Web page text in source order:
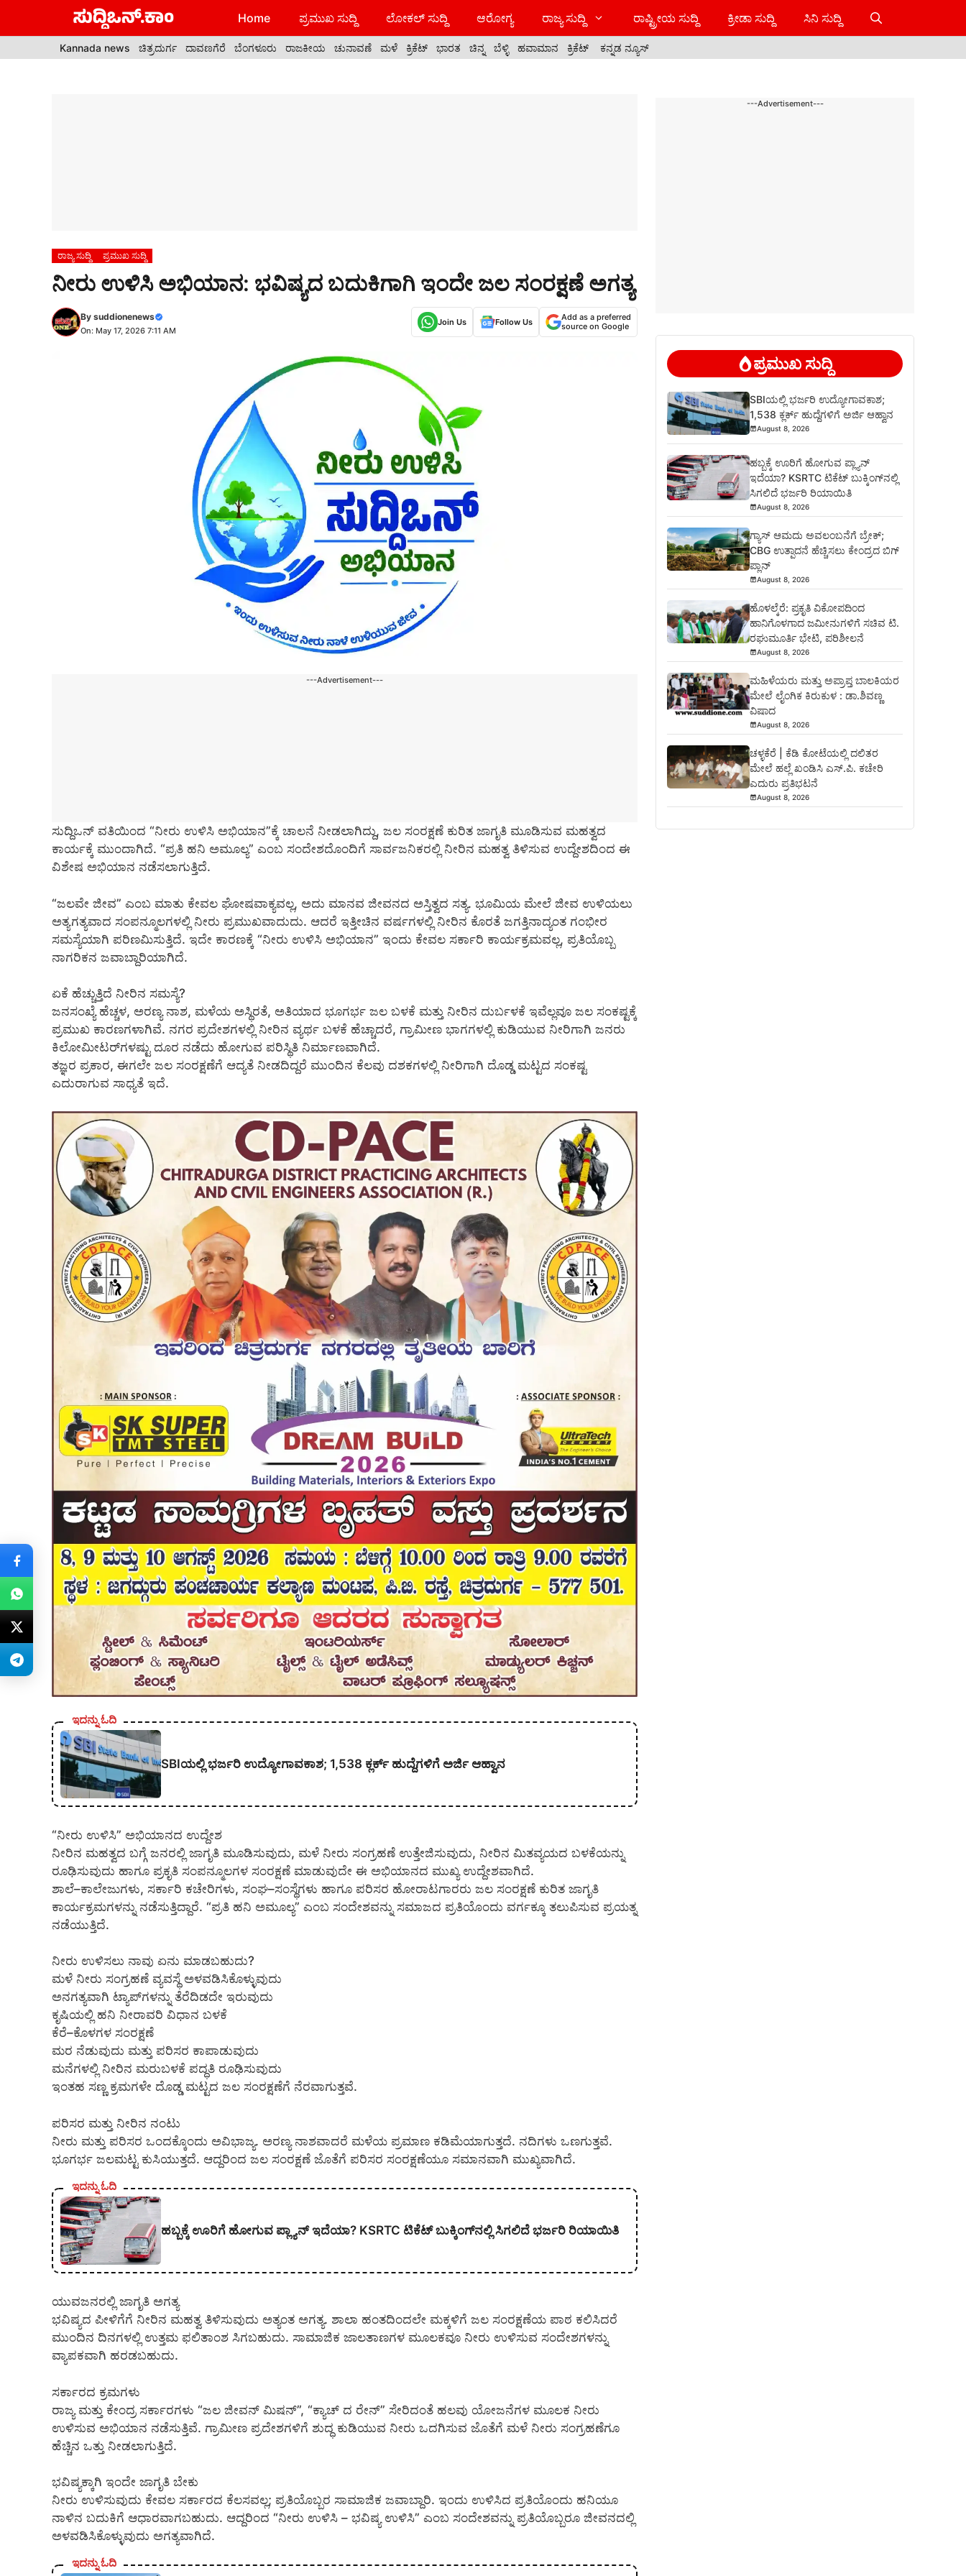
Home ಪ್ರಮುಖ ಸುದ್ದಿ ಲೋಕಲ್ ಸುದ್ದಿ ಆರೋಗ್ಯ ರಾಜ್ಯ ಸುದ್ದಿ ರಾಷ್ಟ್ರೀಯ ಸುದ್ದಿ ಕ್ರೀಡಾ ಸುದ್ದಿ ಸಿನಿ ಸುದ್ದಿ
Kannada news ಚಿತ್ರದುರ್ಗ ದಾವಣಗೆರೆ ಬೆಂಗಳೂರು ರಾಜಕೀಯ ಚುನಾವಣೆ ಮಳೆ ಕ್ರಿಕೆಟ್ ಭಾರತ ಚಿನ್ನ ಬೆಳ್ಳಿ ಹವಾಮಾನ ಕ್ರಿಕೆಟ್ ಕನ್ನಡ ನ್ಯೂಸ್
ರಾಜ್ಯ ಸುದ್ದಿ ಪ್ರಮುಖ ಸುದ್ದಿ
ನೀರು ಉಳಿಸಿ ಅಭಿಯಾನ: ಭವಿಷ್ಯದ ಬದುಕಿಗಾಗಿ ಇಂದೇ ಜಲ ಸಂರಕ್ಷಣೆ ಅಗತ್ಯ
By suddionenews
On: May 17, 2026 7:11 AM
Join Us Follow Us
Add as a preferred
source on Google
---Advertisement---
ಸುದ್ದಿಒನ್ ವತಿಯಿಂದ “ನೀರು ಉಳಿಸಿ ಅಭಿಯಾನ”ಕ್ಕೆ ಚಾಲನೆ ನೀಡಲಾಗಿದ್ದು, ಜಲ ಸಂರಕ್ಷಣೆ ಕುರಿತ ಜಾಗೃತಿ ಮೂಡಿಸುವ ಮಹತ್ವದ
ಕಾರ್ಯಕ್ಕೆ ಮುಂದಾಗಿದೆ. “ಪ್ರತಿ ಹನಿ ಅಮೂಲ್ಯ” ಎಂಬ ಸಂದೇಶದೊಂದಿಗೆ ಸಾರ್ವಜನಿಕರಲ್ಲಿ ನೀರಿನ ಮಹತ್ವ ತಿಳಿಸುವ ಉದ್ದೇಶದಿಂದ ಈ
ವಿಶೇಷ ಅಭಿಯಾನ ನಡೆಸಲಾಗುತ್ತಿದೆ.
“ಜಲವೇ ಜೀವ” ಎಂಬ ಮಾತು ಕೇವಲ ಘೋಷವಾಕ್ಯವಲ್ಲ, ಅದು ಮಾನವ ಜೀವನದ ಅಸ್ತಿತ್ವದ ಸತ್ಯ. ಭೂಮಿಯ ಮೇಲೆ ಜೀವ ಉಳಿಯಲು
ಅತ್ಯಗತ್ಯವಾದ ಸಂಪನ್ಮೂಲಗಳಲ್ಲಿ ನೀರು ಪ್ರಮುಖವಾದುದು. ಆದರೆ ಇತ್ತೀಚಿನ ವರ್ಷಗಳಲ್ಲಿ ನೀರಿನ ಕೊರತೆ ಜಗತ್ತಿನಾದ್ಯಂತ ಗಂಭೀರ
ಸಮಸ್ಯೆಯಾಗಿ ಪರಿಣಮಿಸುತ್ತಿದೆ. ಇದೇ ಕಾರಣಕ್ಕೆ “ನೀರು ಉಳಿಸಿ ಅಭಿಯಾನ” ಇಂದು ಕೇವಲ ಸರ್ಕಾರಿ ಕಾರ್ಯಕ್ರಮವಲ್ಲ, ಪ್ರತಿಯೊಬ್ಬ
ನಾಗರಿಕನ ಜವಾಬ್ದಾರಿಯಾಗಿದೆ.
ಏಕೆ ಹೆಚ್ಚುತ್ತಿದೆ ನೀರಿನ ಸಮಸ್ಯೆ?
ಜನಸಂಖ್ಯೆ ಹೆಚ್ಚಳ, ಅರಣ್ಯ ನಾಶ, ಮಳೆಯ ಅಸ್ಥಿರತೆ, ಅತಿಯಾದ ಭೂಗರ್ಭ ಜಲ ಬಳಕೆ ಮತ್ತು ನೀರಿನ ದುರ್ಬಳಕೆ ಇವೆಲ್ಲವೂ ಜಲ ಸಂಕಷ್ಟಕ್ಕೆ
ಪ್ರಮುಖ ಕಾರಣಗಳಾಗಿವೆ. ನಗರ ಪ್ರದೇಶಗಳಲ್ಲಿ ನೀರಿನ ವ್ಯರ್ಥ ಬಳಕೆ ಹೆಚ್ಚಾದರೆ, ಗ್ರಾಮೀಣ ಭಾಗಗಳಲ್ಲಿ ಕುಡಿಯುವ ನೀರಿಗಾಗಿ ಜನರು
ಕಿಲೋಮೀಟರ್‌ಗಳಷ್ಟು ದೂರ ನಡೆದು ಹೋಗುವ ಪರಿಸ್ಥಿತಿ ನಿರ್ಮಾಣವಾಗಿದೆ.
ತಜ್ಞರ ಪ್ರಕಾರ, ಈಗಲೇ ಜಲ ಸಂರಕ್ಷಣೆಗೆ ಆದ್ಯತೆ ನೀಡದಿದ್ದರೆ ಮುಂದಿನ ಕೆಲವು ದಶಕಗಳಲ್ಲಿ ನೀರಿಗಾಗಿ ದೊಡ್ಡ ಮಟ್ಟದ ಸಂಕಷ್ಟ
ಎದುರಾಗುವ ಸಾಧ್ಯತೆ ಇದೆ.
ಇದನ್ನು ಓದಿ
SBIಯಲ್ಲಿ ಭರ್ಜರಿ ಉದ್ಯೋಗಾವಕಾಶ; 1,538 ಕ್ಲರ್ಕ್ ಹುದ್ದೆಗಳಿಗೆ ಅರ್ಜಿ ಆಹ್ವಾನ
“ನೀರು ಉಳಿಸಿ” ಅಭಿಯಾನದ ಉದ್ದೇಶ
ನೀರಿನ ಮಹತ್ವದ ಬಗ್ಗೆ ಜನರಲ್ಲಿ ಜಾಗೃತಿ ಮೂಡಿಸುವುದು, ಮಳೆ ನೀರು ಸಂಗ್ರಹಣೆ ಉತ್ತೇಜಿಸುವುದು, ನೀರಿನ ಮಿತವ್ಯಯದ ಬಳಕೆಯನ್ನು
ರೂಢಿಸುವುದು ಹಾಗೂ ಪ್ರಕೃತಿ ಸಂಪನ್ಮೂಲಗಳ ಸಂರಕ್ಷಣೆ ಮಾಡುವುದೇ ಈ ಅಭಿಯಾನದ ಮುಖ್ಯ ಉದ್ದೇಶವಾಗಿದೆ.
ಶಾಲೆ–ಕಾಲೇಜುಗಳು, ಸರ್ಕಾರಿ ಕಚೇರಿಗಳು, ಸಂಘ–ಸಂಸ್ಥೆಗಳು ಹಾಗೂ ಪರಿಸರ ಹೋರಾಟಗಾರರು ಜಲ ಸಂರಕ್ಷಣೆ ಕುರಿತ ಜಾಗೃತಿ
ಕಾರ್ಯಕ್ರಮಗಳನ್ನು ನಡೆಸುತ್ತಿದ್ದಾರೆ. “ಪ್ರತಿ ಹನಿ ಅಮೂಲ್ಯ” ಎಂಬ ಸಂದೇಶವನ್ನು ಸಮಾಜದ ಪ್ರತಿಯೊಂದು ವರ್ಗಕ್ಕೂ ತಲುಪಿಸುವ ಪ್ರಯತ್ನ
ನಡೆಯುತ್ತಿದೆ.
ನೀರು ಉಳಿಸಲು ನಾವು ಏನು ಮಾಡಬಹುದು?
ಮಳೆ ನೀರು ಸಂಗ್ರಹಣೆ ವ್ಯವಸ್ಥೆ ಅಳವಡಿಸಿಕೊಳ್ಳುವುದು
ಅನಗತ್ಯವಾಗಿ ಟ್ಯಾಪ್‌ಗಳನ್ನು ತೆರೆದಿಡದೇ ಇರುವುದು
ಕೃಷಿಯಲ್ಲಿ ಹನಿ ನೀರಾವರಿ ವಿಧಾನ ಬಳಕೆ
ಕೆರೆ–ಕೊಳಗಳ ಸಂರಕ್ಷಣೆ
ಮರ ನೆಡುವುದು ಮತ್ತು ಪರಿಸರ ಕಾಪಾಡುವುದು
ಮನೆಗಳಲ್ಲಿ ನೀರಿನ ಮರುಬಳಕೆ ಪದ್ಧತಿ ರೂಢಿಸುವುದು
ಇಂತಹ ಸಣ್ಣ ಕ್ರಮಗಳೇ ದೊಡ್ಡ ಮಟ್ಟದ ಜಲ ಸಂರಕ್ಷಣೆಗೆ ನೆರವಾಗುತ್ತವೆ.
ಪರಿಸರ ಮತ್ತು ನೀರಿನ ನಂಟು
ನೀರು ಮತ್ತು ಪರಿಸರ ಒಂದಕ್ಕೊಂದು ಅವಿಭಾಜ್ಯ. ಅರಣ್ಯ ನಾಶವಾದರೆ ಮಳೆಯ ಪ್ರಮಾಣ ಕಡಿಮೆಯಾಗುತ್ತದೆ. ನದಿಗಳು ಒಣಗುತ್ತವೆ.
ಭೂಗರ್ಭ ಜಲಮಟ್ಟ ಕುಸಿಯುತ್ತದೆ. ಆದ್ದರಿಂದ ಜಲ ಸಂರಕ್ಷಣೆ ಜೊತೆಗೆ ಪರಿಸರ ಸಂರಕ್ಷಣೆಯೂ ಸಮಾನವಾಗಿ ಮುಖ್ಯವಾಗಿದೆ.
ಇದನ್ನು ಓದಿ
ಹಬ್ಬಕ್ಕೆ ಊರಿಗೆ ಹೋಗುವ ಪ್ಲ್ಯಾನ್ ಇದೆಯಾ? KSRTC ಟಿಕೆಟ್ ಬುಕ್ಕಿಂಗ್‌ನಲ್ಲಿ ಸಿಗಲಿದೆ ಭರ್ಜರಿ ರಿಯಾಯಿತಿ
ಯುವಜನರಲ್ಲಿ ಜಾಗೃತಿ ಅಗತ್ಯ
ಭವಿಷ್ಯದ ಪೀಳಿಗೆಗೆ ನೀರಿನ ಮಹತ್ವ ತಿಳಿಸುವುದು ಅತ್ಯಂತ ಅಗತ್ಯ. ಶಾಲಾ ಹಂತದಿಂದಲೇ ಮಕ್ಕಳಿಗೆ ಜಲ ಸಂರಕ್ಷಣೆಯ ಪಾಠ ಕಲಿಸಿದರೆ
ಮುಂದಿನ ದಿನಗಳಲ್ಲಿ ಉತ್ತಮ ಫಲಿತಾಂಶ ಸಿಗಬಹುದು. ಸಾಮಾಜಿಕ ಜಾಲತಾಣಗಳ ಮೂಲಕವೂ ನೀರು ಉಳಿಸುವ ಸಂದೇಶಗಳನ್ನು
ವ್ಯಾಪಕವಾಗಿ ಹರಡಬಹುದು.
ಸರ್ಕಾರದ ಕ್ರಮಗಳು
ರಾಜ್ಯ ಮತ್ತು ಕೇಂದ್ರ ಸರ್ಕಾರಗಳು “ಜಲ ಜೀವನ್ ಮಿಷನ್”, “ಕ್ಯಾಚ್ ದ ರೇನ್” ಸೇರಿದಂತೆ ಹಲವು ಯೋಜನೆಗಳ ಮೂಲಕ ನೀರು
ಉಳಿಸುವ ಅಭಿಯಾನ ನಡೆಸುತ್ತಿವೆ. ಗ್ರಾಮೀಣ ಪ್ರದೇಶಗಳಿಗೆ ಶುದ್ಧ ಕುಡಿಯುವ ನೀರು ಒದಗಿಸುವ ಜೊತೆಗೆ ಮಳೆ ನೀರು ಸಂಗ್ರಹಣೆಗೂ
ಹೆಚ್ಚಿನ ಒತ್ತು ನೀಡಲಾಗುತ್ತಿದೆ.
ಭವಿಷ್ಯಕ್ಕಾಗಿ ಇಂದೇ ಜಾಗೃತಿ ಬೇಕು
ನೀರು ಉಳಿಸುವುದು ಕೇವಲ ಸರ್ಕಾರದ ಕೆಲಸವಲ್ಲ; ಪ್ರತಿಯೊಬ್ಬರ ಸಾಮಾಜಿಕ ಜವಾಬ್ದಾರಿ. ಇಂದು ಉಳಿಸಿದ ಪ್ರತಿಯೊಂದು ಹನಿಯೂ
ನಾಳಿನ ಬದುಕಿಗೆ ಆಧಾರವಾಗಬಹುದು. ಆದ್ದರಿಂದ “ನೀರು ಉಳಿಸಿ – ಭವಿಷ್ಯ ಉಳಿಸಿ” ಎಂಬ ಸಂದೇಶವನ್ನು ಪ್ರತಿಯೊಬ್ಬರೂ ಜೀವನದಲ್ಲಿ
ಅಳವಡಿಸಿಕೊಳ್ಳುವುದು ಅಗತ್ಯವಾಗಿದೆ.
ಇದನ್ನು ಓದಿ
---Advertisement---
ಪ್ರಮುಖ ಸುದ್ದಿ
SBIಯಲ್ಲಿ ಭರ್ಜರಿ ಉದ್ಯೋಗಾವಕಾಶ;
1,538 ಕ್ಲರ್ಕ್ ಹುದ್ದೆಗಳಿಗೆ ಅರ್ಜಿ ಆಹ್ವಾನ
August 8, 2026
ಹಬ್ಬಕ್ಕೆ ಊರಿಗೆ ಹೋಗುವ ಪ್ಲ್ಯಾನ್
ಇದೆಯಾ? KSRTC ಟಿಕೆಟ್ ಬುಕ್ಕಿಂಗ್‌ನಲ್ಲಿ
ಸಿಗಲಿದೆ ಭರ್ಜರಿ ರಿಯಾಯಿತಿ
August 8, 2026
ಗ್ಯಾಸ್ ಆಮದು ಅವಲಂಬನೆಗೆ ಬ್ರೇಕ್;
CBG ಉತ್ಪಾದನೆ ಹೆಚ್ಚಿಸಲು ಕೇಂದ್ರದ ಬಿಗ್
ಪ್ಲಾನ್
August 8, 2026
ಹೊಳಲ್ಕೆರೆ: ಪ್ರಕೃತಿ ವಿಕೋಪದಿಂದ
ಹಾನಿಗೊಳಗಾದ ಜಮೀನುಗಳಿಗೆ ಸಚಿವ ಟಿ.
ರಘುಮೂರ್ತಿ ಭೇಟಿ, ಪರಿಶೀಲನೆ
August 8, 2026
ಮಹಿಳೆಯರು ಮತ್ತು ಅಪ್ರಾಪ್ತ ಬಾಲಕಿಯರ
ಮೇಲೆ ಲೈಂಗಿಕ ಕಿರುಕುಳ : ಡಾ.ಶಿವಣ್ಣ
ವಿಷಾದ
August 8, 2026
ಚಳ್ಳಕೆರೆ | ಕೆಡಿ ಕೋಟೆಯಲ್ಲಿ ದಲಿತರ
ಮೇಲೆ ಹಲ್ಲೆ ಖಂಡಿಸಿ ಎಸ್.ಪಿ. ಕಚೇರಿ
ಎದುರು ಪ್ರತಿಭಟನೆ
August 8, 2026